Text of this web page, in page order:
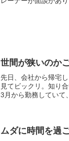
世間が狭いのか
先日、会社から帰宅
見てビックリ。知り
3月から勤務していて
ムダに時間を過